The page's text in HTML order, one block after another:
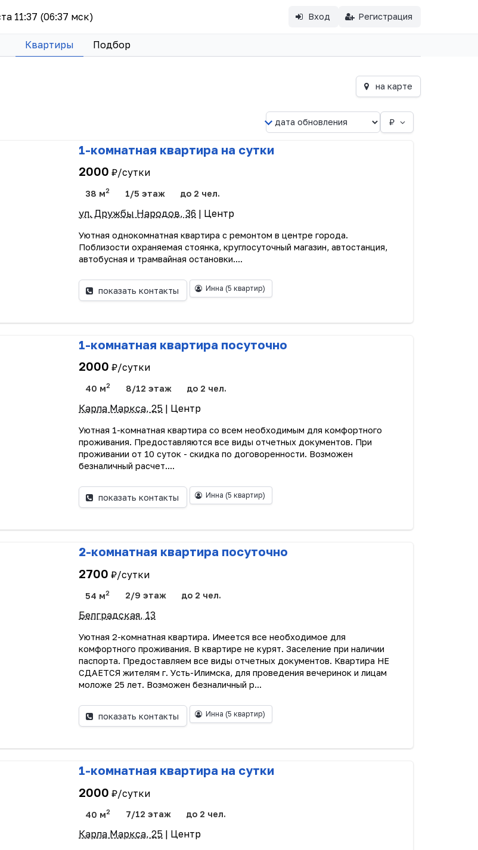
11:37 (06:37 мск) Вход Регистрация
Квартиры Подбор
на карте
₽
1-комнатная квартира на сутки
2000 ₽/сутки
38 м2 1/5 этаж до 2 чел.
ул. Дружбы Народов, 36 | Центр
Уютная однокомнатная квартира с ремонтом в центре города.
Поблизости охраняемая стоянка, круглосуточный магазин, автостанция,
автобусная и трамвайная остановки....
показать контакты Инна (5 квартир)
1-комнатная квартира посуточно
2000 ₽/сутки
40 м2 8/12 этаж до 2 чел.
Карла Маркса, 25 | Центр
Уютная 1-комнатная квартира со всем необходимым для комфортного
проживания. Предоставляются все виды отчетных документов. При
проживании от 10 суток - скидка по договоренности. Возможен
безналичный расчет....
показать контакты Инна (5 квартир)
2-комнатная квартира посуточно
2700 ₽/сутки
54 м2 2/9 этаж до 2 чел.
Белградская, 13
Уютная 2-комнатная квартира. Имеется все необходимое для
комфортного проживания. В квартире не курят. Заселение при наличии
паспорта. Предоставляем все виды отчетных документов. Квартира НЕ
СДАЕТСЯ жителям г. Усть-Илимска, для проведения вечеринок и лицам
моложе 25 лет. Возможен безналичный р...
показать контакты Инна (5 квартир)
1-комнатная квартира на сутки
2000 ₽/сутки
40 м2 7/12 этаж до 2 чел.
Карла Маркса, 25 | Центр